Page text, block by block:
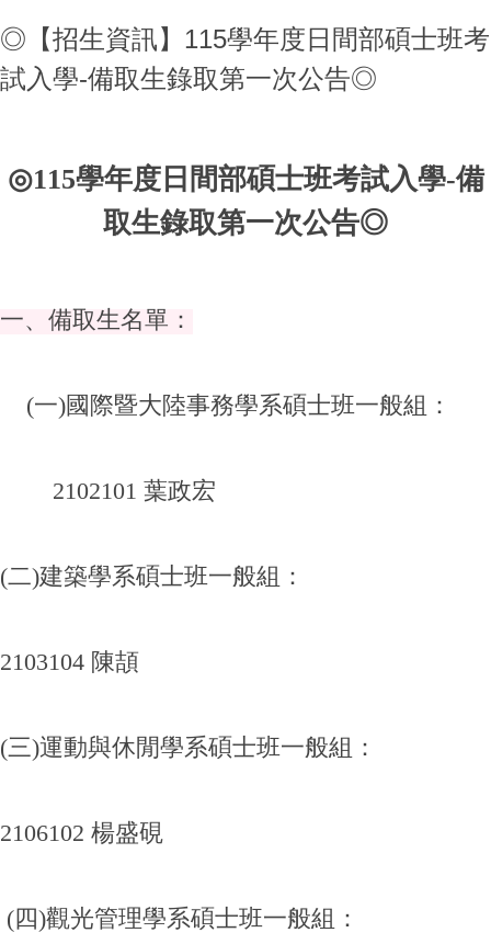
◎【招生資訊】115學年度日間部碩士班考
試入學-備取生錄取第一次公告◎
◎115學年度日間部碩士班考試入學-備
取生錄取第一次公告◎
一、備取生名單：
(一)國際暨大陸事務學系碩士班一般組：
2102101 葉政宏
(二)建築學系碩士班一般組：
2103104 陳頡
(三)運動與休閒學系碩士班一般組：
2106102 楊盛硯
(四)觀光管理學系碩士班一般組：